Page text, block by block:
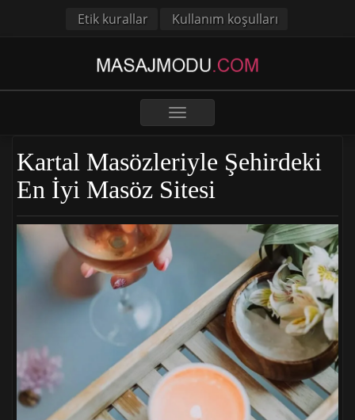
Etik kurallar Kullanım koşulları
Toggle
navigation
Kartal Masözleriyle Şehirdeki
En İyi Masöz Sitesi